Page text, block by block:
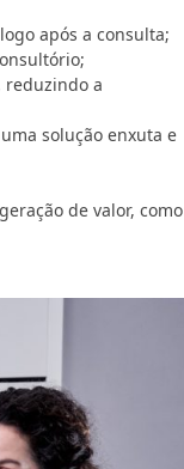
após a consulta;
a
solução enxuta e
de valor, como